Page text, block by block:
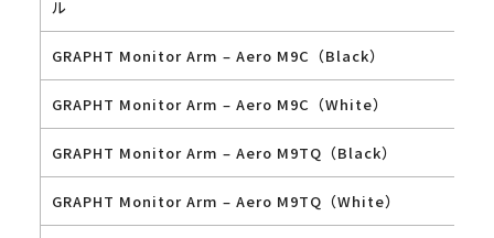
ル
GRAPHT Monitor Arm – Aero M9C（Black）
GRAPHT Monitor Arm – Aero M9C（White）
GRAPHT Monitor Arm – Aero M9TQ（Black）
GRAPHT Monitor Arm – Aero M9TQ（White）